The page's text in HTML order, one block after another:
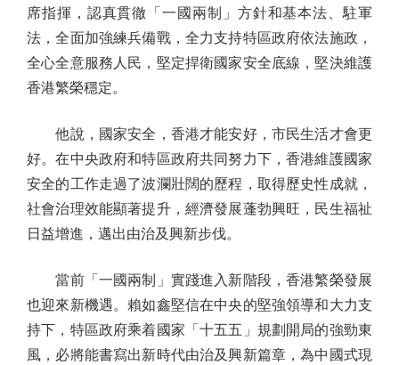
席指揮，認真貫徹「一國兩制」方針和基本法、駐軍
法，全面加強練兵備戰，全力支持特區政府依法施政，
全心全意服務人民，堅定捍衛國家安全底線，堅決維護
香港繁榮穩定。
他說，國家安全，香港才能安好，市民生活才會更
好。在中央政府和特區政府共同努力下，香港維護國家
安全的工作走過了波瀾壯闊的歷程，取得歷史性成就，
社會治理效能顯著提升，經濟發展蓬勃興旺，民生福祉
日益增進，邁出由治及興新步伐。
當前「一國兩制」實踐進入新階段，香港繁榮發展
也迎來新機遇。賴如鑫堅信在中央的堅強領導和大力支
持下，特區政府乘着國家「十五五」規劃開局的強勁東
風，必將能書寫出新時代由治及興新篇章，為中國式現